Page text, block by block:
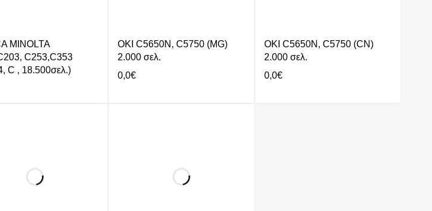
MINOLTA
C253,C353
C , 18.500σελ.)
OKI C5650N, C5750 (MG)
2.000 σελ.
0,0€
OKI C5650N, C5750 (CN)
2.000 σελ.
0,0€